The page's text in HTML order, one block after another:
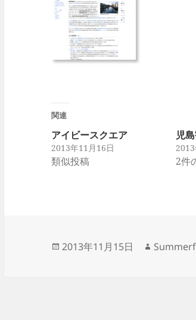
関連
アイビースクエア
2013年11月16日
類似投稿
児
2件
投
2013年11月15日
作